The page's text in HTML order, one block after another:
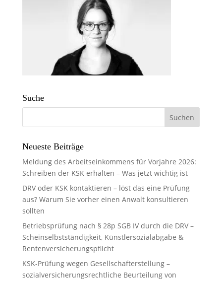
Suche
Neueste Beiträge
Meldung des Arbeitseinkommens für Vorjahre 2026:
Schreiben der KSK erhalten – Was jetzt wichtig ist
DRV oder KSK kontaktieren – löst das eine Prüfung
aus? Warum Sie vorher einen Anwalt konsultieren
sollten
Betriebsprüfung nach § 28p SGB IV durch die DRV –
Scheinselbstständigkeit, Künstlersozialabgabe &
Rentenversicherungspflicht
KSK-Prüfung wegen Gesellschafterstellung –
sozialversicherungsrechtliche Beurteilung von